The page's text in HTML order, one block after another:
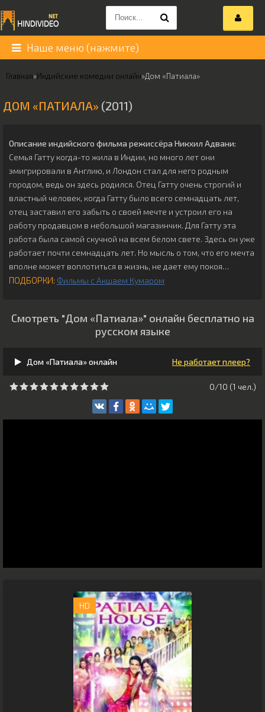
Наше меню (нажмите)
Главная»Индийские комедии онлайн»Дом «Патиала»
ДОМ «ПАТИАЛА» (2011)
Описание индийского фильма режиссёра Никхил Адвани:
Семья Гатту когда-то жила в Индии, но много лет они
эмигрировали в Англию, и Лондон стал для него родным
городом, ведь он здесь родился. Отец Гатту очень строгий и
властный человек, когда Гатту было всего семнадцать лет,
отец заставил его забыть о своей мечте и устроил его на
работу продавцом в небольшой магазинчик. Для Гатту эта
работа была самой скучной на всем белом свете. Здесь он уже
работает почти семнадцать лет. Но мысль о том, что его мечта
вполне может воплотиться в жизнь, не дает ему покоя…
ПОДБОРКИ: Фильмы с Акшаем Кумаром
Смотреть "Дом «Патиала»" онлайн бесплатно на
русском языке
Дом «Патиала» онлайн Не работает плеер?
0/10 (1 чeл.)
HD